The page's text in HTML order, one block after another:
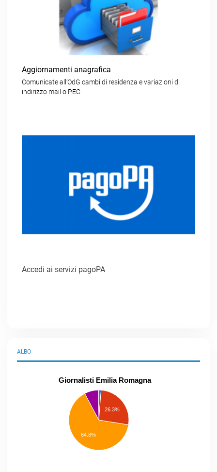
Aggiornamenti anagrafica
Comunicate all’OdG cambi di residenza e variazioni di
indirizzo mail o PEC
Accedi ai servizi pagoPA
ALBO
Giornalisti Emilia Romagna
26.3%
64.8%